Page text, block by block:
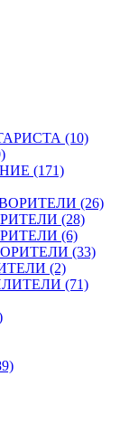
(10)
(171)
(26)
(28)
(6)
(33)
(2)
(71)